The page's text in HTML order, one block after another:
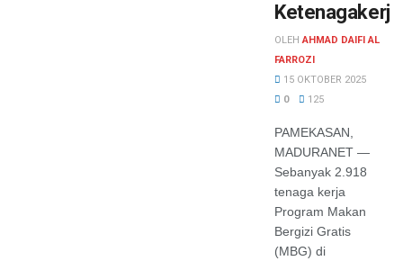
OLEH AHMAD DAIFI AL
FARROZI
15 OKTOBER 2025
0
125
PAMEKASAN,
MADURANET —
Sebanyak 2.918
tenaga kerja
Program Makan
Bergizi Gratis
(MBG) di